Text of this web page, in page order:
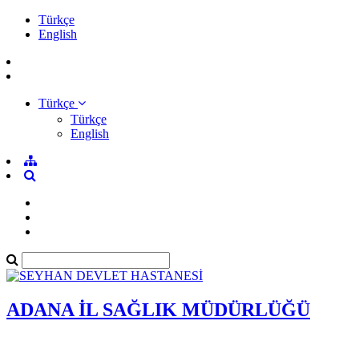
Türkçe
English
Türkçe
Türkçe
English
ADANA İL SAĞLIK MÜDÜRLÜĞÜ